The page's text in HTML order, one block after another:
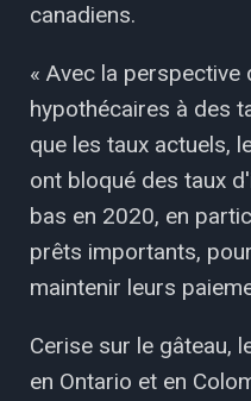
canadiens.
« Avec la
hypothécaires à des
que les taux actuels,
ont bloqué des taux
bas en 2020, en
prêts importants,
maintenir leurs
Cerise sur le gâteau,
en Ontario et en